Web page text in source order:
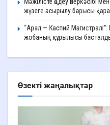
жүзеге асырылу барысы
“Арал — Каспий
жобаның құрылысы
Өзекті жаңалықтар